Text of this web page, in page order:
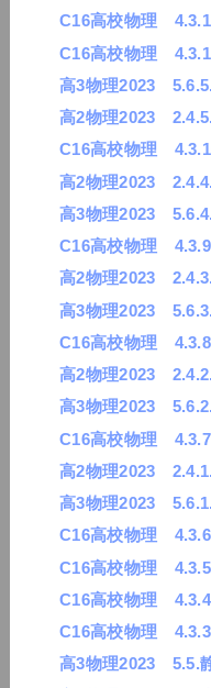
C16高校物理
C16高校物理
高3物理2023
高2物理2023
C16高校物理
高2物理2023
高3物理2023
C16高校物理
高2物理2023
高3物理2023
C16高校物理
高2物理2023
高3物理2023
C16高校物理
高2物理2023
高3物理2023
C16高校物理
C16高校物理
C16高校物理
C16高校物理
高3物理2023 5.5.